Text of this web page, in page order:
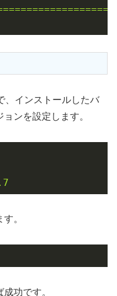
、インストールしたバ
ンを設定します。
。
功です。